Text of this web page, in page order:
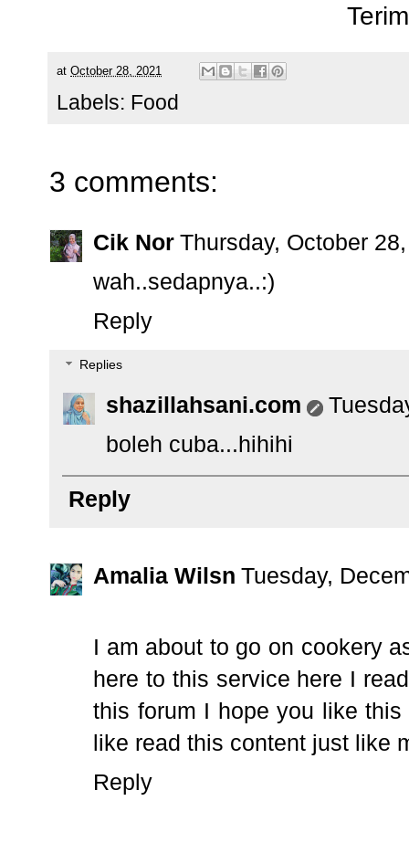
at October 28, 2021
Labels: Food
3 comments:
Cik Nor Thursday, October
wah..sedapnya..:)
Reply
Replies
shazillahsani.com
boleh cuba...hihihi
Reply
Amalia Wilsn Tuesday,
I am about to go on cookery
here to this service here I
this forum I hope you like
like read this content just like
Reply